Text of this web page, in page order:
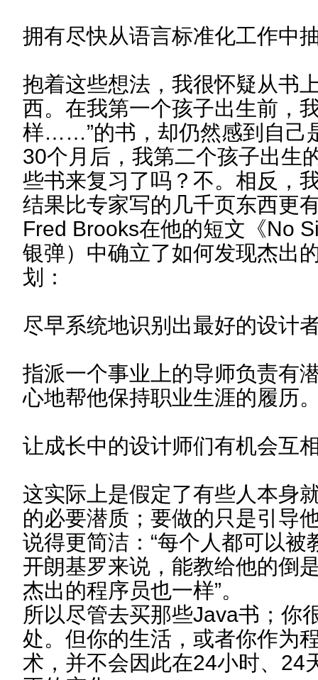
拥有尽快从语言标准化工作中
抱着这些想法，我很怀疑从书
西。在我第一个孩子出生前，
样……”的书，却仍然感到自己
30个月后，我第二个孩子出生
些书来复习了吗？不。相反，
结果比专家写的几千页东西更
Fred Brooks在他的短文《No
银弹）中确立了如何发现杰出
划：
尽早系统地识别出最好的设计
指派一个事业上的导师负责有
心地帮他保持职业生涯的履历
让成长中的设计师们有机会互
这实际上是假定了有些人本身
的必要潜质；要做的只是引导
说得更简洁：“每个人都可以
开朗基罗来说，能教给他的倒
杰出的程序员也一样”。
所以尽管去买那些Java书；你
处。但你的生活，或者你作为
术，并不会因此在24小时、24